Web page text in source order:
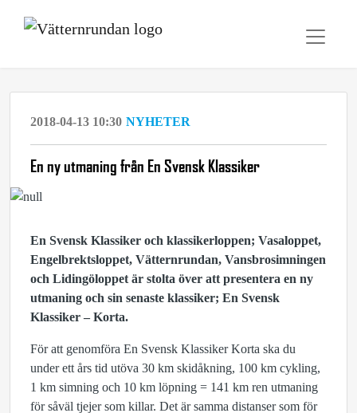
2018-04-13 10:30 NYHETER
En ny utmaning från En Svensk Klassiker
En Svensk Klassiker och klassikerloppen; Vasaloppet,
Engelbrektsloppet, Vätternrundan, Vansbrosimningen
och Lidingöloppet är stolta över att presentera en ny
utmaning och sin senaste klassiker; En Svensk
Klassiker – Korta.
För att genomföra En Svensk Klassiker Korta ska du
under ett års tid utöva 30 km skidåkning, 100 km cykling,
1 km simning och 10 km löpning = 141 km ren utmaning
för såväl tjejer som killar. Det är samma distanser som för